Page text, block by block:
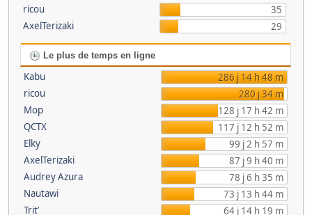
ricou
35
AxelTerizaki
29
Le plus de temps en ligne
Kabu
286 j 14 h 48 m
ricou
280 j 34 m
Mop
128 j 17 h 42 m
QCTX
117 j 12 h 52 m
Elky
99 j 2 h 57 m
AxelTerizaki
87 j 9 h 40 m
Audrey Azura
78 j 6 h 35 m
Nautawi
73 j 13 h 44 m
Trit’
64 j 14 h 19 m